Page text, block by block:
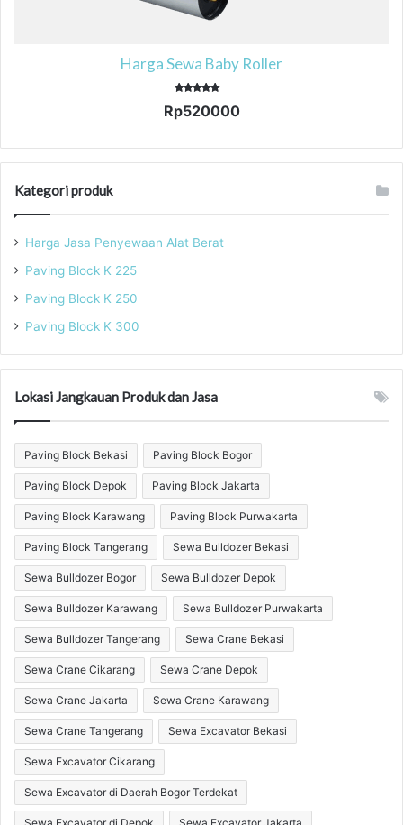
Harga Sewa Baby Roller
5.00
Rp520000
Kategori produk
Harga Jasa Penyewaan Alat Berat
Paving Block K 225
Paving Block K 250
Paving Block K 300
Lokasi Jangkauan Produk dan Jasa
Paving Block Bekasi Paving Block Bogor
Paving Block Depok Paving Block Jakarta
Paving Block Karawang Paving Block Purwakarta
Paving Block Tangerang Sewa Bulldozer Bekasi
Sewa Bulldozer Bogor Sewa Bulldozer Depok
Sewa Bulldozer Karawang Sewa Bulldozer Purwakarta
Sewa Bulldozer Tangerang Sewa Crane Bekasi
Sewa Crane Cikarang Sewa Crane Depok
Sewa Crane Jakarta Sewa Crane Karawang
Sewa Crane Tangerang Sewa Excavator Bekasi
Sewa Excavator Cikarang
Sewa Excavator di Daerah Bogor Terdekat